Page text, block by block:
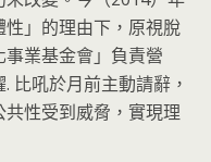
」的理由下，原視脫
業基金會」負責營
比吼於月前主動請辭，
性受到威脅，實現理